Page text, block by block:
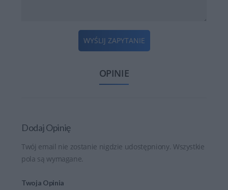
WYŚLIJ ZAPYTANIE
OPINIE
Dodaj Opinię
Twój email nie zostanie nigdzie udostępniony. Wszystkie
pola są wymagane.
Twoja Opinia